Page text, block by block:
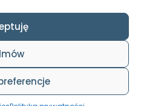
ADWENTO ŁUKASZ
RESERVED
BY
FOXSTUDIO